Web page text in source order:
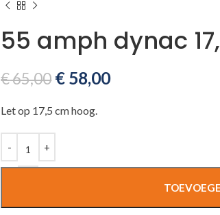
55 amph dynac
€65,00 € 58,00
Let op 17,5 cm hoog.